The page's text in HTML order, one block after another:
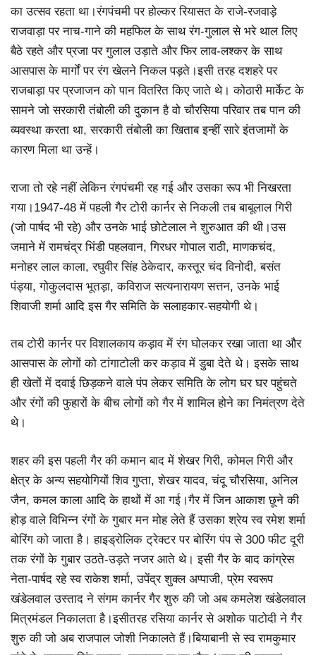
का उत्सव रहता था।रंगपंचमी पर होल्कर रियासत के राजे-रजवाड़े
राजवाड़ा पर नाच-गाने की महफिल के साथ रंग-गुलाल से भरे थाल लिए
बैठे रहते और प्रजा पर गुलाल उड़ाते और फिर लाव-लश्कर के साथ
आसपास के मार्गों पर रंग खेलने निकल पड़ते।इसी तरह दशहरे पर
राजबाड़ा पर प्रजाजन को पान वितरित किए जाते थे। कोठारी मार्केट के
सामने जो सरकारी तंबोली की दुकान है वो चौरसिया परिवार तब पान की
व्यवस्था करता था, सरकारी तंबोली का खिताब इन्हीं सारे इंतजामों के
कारण मिला था उन्हें।
राजा तो रहे नहीं लेकिन रंगपंचमी रह गई और उसका रूप भी निखरता
गया।1947-48 में पहली गैर टोरी कार्नर से निकली तब बाबूलाल गिरी
(जो पार्षद भी रहे) और उनके भाई छोटेलाल ने शुरुआत की थी।उस
जमाने में रामचंद्र भिंडी पहलवान, गिरधर गोपाल राठी, माणकचंद,
मनोहर लाल काला, रघुवीर सिंह ठेकेदार, कस्तूर चंद विनोदी, बसंत
पंड्या, गोकुलदास भूतड़ा, कविराज सत्यनारायण सत्तन, उनके भाई
शिवाजी शर्मा आदि इस गैर समिति के सलाहकार-सहयोगी थे।
तब टोरी कार्नर पर विशालकाय कड़ाव में रंग घोलकर रखा जाता था और
आसपास के लोगों को टांगाटोली कर कड़ाव में डुबा देते थे। इसके साथ
ही खेतों में दवाई छिड़कने वाले पंप लेकर समिति के लोग घर घर पहुंचते
और रंगों की फुहारों के बीच लोगों को गैर में शामिल होने का निमंत्रण देते
थे।
शहर की इस पहली गैर की कमान बाद में शेखर गिरी, कोमल गिरी और
क्षेत्र के अन्य सहयोगियों शिव गुप्ता, शेखर यादव, चंदू चौरसिया, अनिल
जैन, कमल काला आदि के हाथों में आ गई।गैर में जिन आकाश छूने की
होड़ वाले विभिन्न रंगों के गुबार मन मोह लेते हैं उसका श्रेय स्व रमेश शर्मा
बोरिंग को जाता है। हाइड्रोलिक ट्रेक्टर पर बोरिंग पंप से 300 फीट दूरी
तक रंगों के गुबार उठते-उड़ते नजर आते थे। इसी गैर के बाद कांग्रेस
नेता-पार्षद रहे स्व राकेश शर्मा, उपेंद्र शुक्ल अप्पाजी, प्रेम स्वरूप
खंडेलवाल उस्ताद ने संगम कार्नर गैर शुरु की जो अब कमलेश खंडेलवाल
मित्रमंडल निकालता है।इसीतरह रसिया कार्नर से अशोक पाटोदी ने गैर
शुरु की जो अब राजपाल जोशी निकालते हैं।बियाबानी से स्व रामकुमार